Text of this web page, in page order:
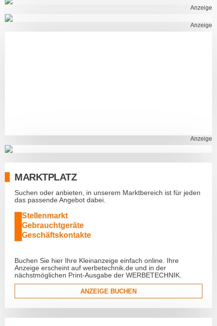
Anzeige
Anzeige
Anzeige
MARKTPLATZ
Suchen oder anbieten, in unserem Marktbereich ist für jeden
das passende Angebot dabei.
Stellenmarkt
Gebrauchtgeräte
Geschäftskontakte
Buchen Sie hier Ihre Kleinanzeige einfach online. Ihre
Anzeige erscheint auf werbetechnik.de und in der
nächstmöglichen Print-Ausgabe der WERBETECHNIK.
ANZEIGE BUCHEN